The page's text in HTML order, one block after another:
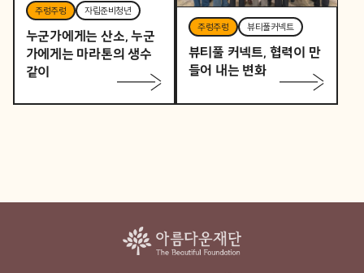
주렁주렁 자립준비청년
누군가에게는 산소, 누군
가에게는 마라톤의 생수
같이
주렁주렁 뷰티풀커넥트
뷰티풀 커넥트, 협력이 만
들어 내는 변화